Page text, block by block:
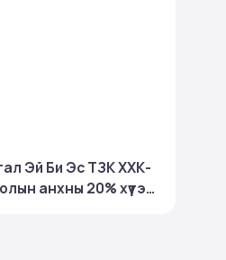
Эй Би Эс ТЗК ХХК-
анхны 20% хүүтэй